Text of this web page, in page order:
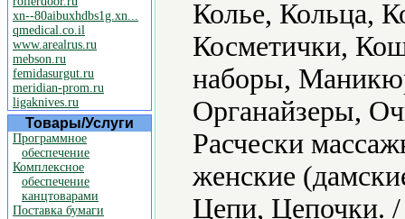
xn--80aibuxhdbs1g.xn...
qmedical.co.il
www.arealrus.ru
mebson.ru
femidasurgut.ru
meridian-prom.ru
ligaknives.ru
Товары/Услуги
Программное
обеспечение
Комплексное
обеспечение
канцтоварами
Поставка бумаги
Колье, Кольца,
Косметички,
наборы,
Органайзеры,
Расчески
женские
Цепи, Цепочки.